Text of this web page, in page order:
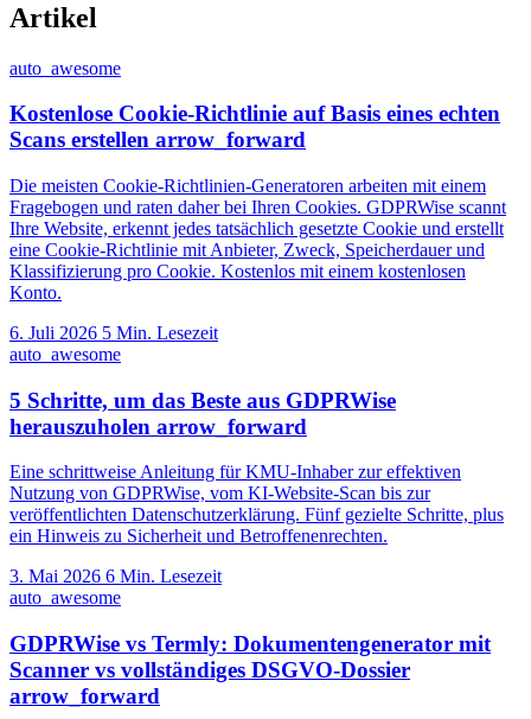
Artikel
auto_awesome
Kostenlose Cookie-Richtlinie auf Basis eines echten
Scans erstellen arrow_forward
Die meisten Cookie-Richtlinien-Generatoren arbeiten mit einem
Fragebogen und raten daher bei Ihren Cookies. GDPRWise scannt
Ihre Website, erkennt jedes tatsächlich gesetzte Cookie und erstellt
eine Cookie-Richtlinie mit Anbieter, Zweck, Speicherdauer und
Klassifizierung pro Cookie. Kostenlos mit einem kostenlosen
Konto.
6. Juli 2026 5 Min. Lesezeit
auto_awesome
5 Schritte, um das Beste aus GDPRWise
herauszuholen arrow_forward
Eine schrittweise Anleitung für KMU-Inhaber zur effektiven
Nutzung von GDPRWise, vom KI-Website-Scan bis zur
veröffentlichten Datenschutzerklärung. Fünf gezielte Schritte, plus
ein Hinweis zu Sicherheit und Betroffenenrechten.
3. Mai 2026 6 Min. Lesezeit
auto_awesome
GDPRWise vs Termly: Dokumentengenerator mit
Scanner vs vollständiges DSGVO-Dossier
arrow_forward